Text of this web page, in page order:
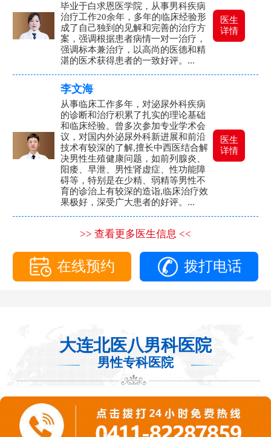
毕业于白求恩医学院，从事男科疾病
治疗工作20余年，多年的临床经验形
成了自己独到的见解和完善的治疗方
案，强调根据患者病情一对一治疗，
强调标本兼治疗，以高尚的医德和精
湛的医术获得患者的一致好评。...
医生
详情
李文海
从事临床工作多年，对泌尿外科疾病
的诊断和治疗积累了扎实的理论基础
和临床经验。曾多次参加专业学术会
议，对国内外泌尿外科新进展和前沿
技术有较深的了解,擅长中西医结合解
决男性生殖健康问题，如前列腺炎、
阳痿、早泄、男性肾虚症、性功能障
碍等，特别是在少精、弱精等男性不
育的诊治上有较深的造诣,临床治疗效
果极好，深受广大患者的好评。...
医生
详情
>> 查看更多医生信息 <<
在线预约 拨打电话
大连北医八男科医院
男性专科医院